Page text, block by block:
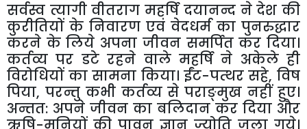
सर्वस्व त्यागी वीतराग महर्षि दयानन्द ने देश की
कुरीतियों के निवारण एवं वेदधर्म का पुनरुद्धार
करने के लिये अपना जीवन समर्पित कर दिया।
कर्तव्य पर डटे रहने वाले महर्षि ने अकेले ही
विरोधियों का सामना किया। ईंट-पत्थर सहे,विष
पिया, परन्तु कभी कर्तव्य से पराङ्मुख नहीं हुए।
अन्तत: अपने जीवन का बलिदान कर दिया और
ऋषि-मुनियों की पावन ज्ञान ज्योति जला गये।